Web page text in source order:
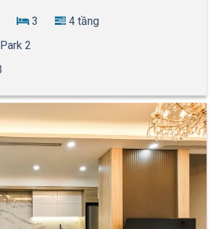
3
4 tầng
2